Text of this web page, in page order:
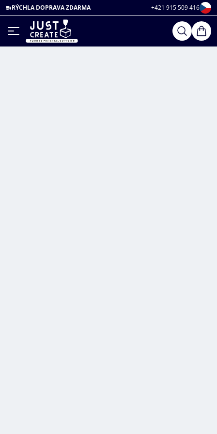
RÝCHLA DOPRAVA ZDARMA +421 915 509 416